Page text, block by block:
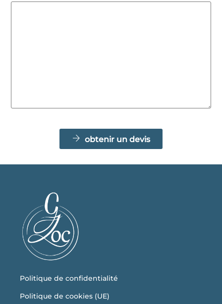
obtenir un devis
Politique de confidentialité
Politique de cookies (UE)